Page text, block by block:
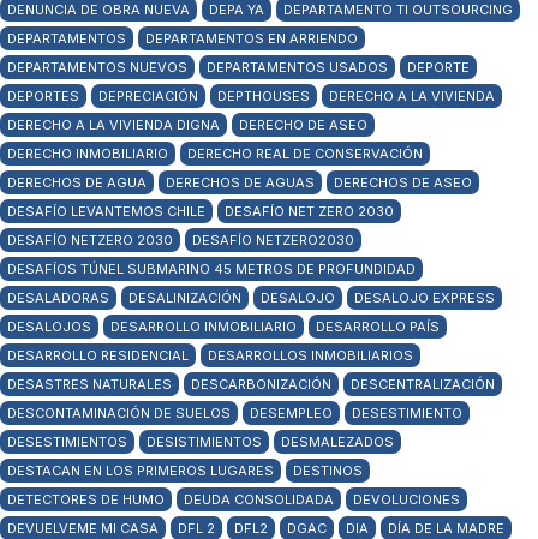
DENUNCIA DE OBRA NUEVA
DEPA YA
DEPARTAMENTO TI OUTSOURCING
DEPARTAMENTOS
DEPARTAMENTOS EN ARRIENDO
DEPARTAMENTOS NUEVOS
DEPARTAMENTOS USADOS
DEPORTE
DEPORTES
DEPRECIACIÓN DEPTHOUSES
DERECHO A LA VIVIENDA
DERECHO A LA VIVIENDA DIGNA
DERECHO DE ASEO
DERECHO INMOBILIARIO
DERECHO REAL DE CONSERVACIÓN
DERECHOS DE AGUA
DERECHOS DE AGUAS
DERECHOS DE ASEO
DESAFÍO LEVANTEMOS CHILE
DESAFÍO NET ZERO 2030
DESAFÍO NETZERO 2030
DESAFÍO NETZERO2030
DESAFÍOS TÚNEL SUBMARINO 45 METROS DE PROFUNDIDAD
DESALADORAS
DESALINIZACIÓN DESALOJO
DESALOJO EXPRESS
DESALOJOS
DESARROLLO INMOBILIARIO
DESARROLLO PAÍS
DESARROLLO RESIDENCIAL
DESARROLLOS INMOBILIARIOS
DESASTRES NATURALES
DESCARBONIZACIÓN
DESCENTRALIZACIÓN
DESCONTAMINACIÓN DE SUELOS
DESEMPLEO
DESESTIMIENTO
DESESTIMIENTOS
DESISTIMIENTOS
DESMALEZADOS
DESTACAN EN LOS PRIMEROS LUGARES
DESTINOS
DETECTORES DE HUMO
DEUDA CONSOLIDADA
DEVOLUCIONES
DEVUELVEME MI CASA
DFL 2 DFL2 DGAC DIA
DÍA DE LA MADRE